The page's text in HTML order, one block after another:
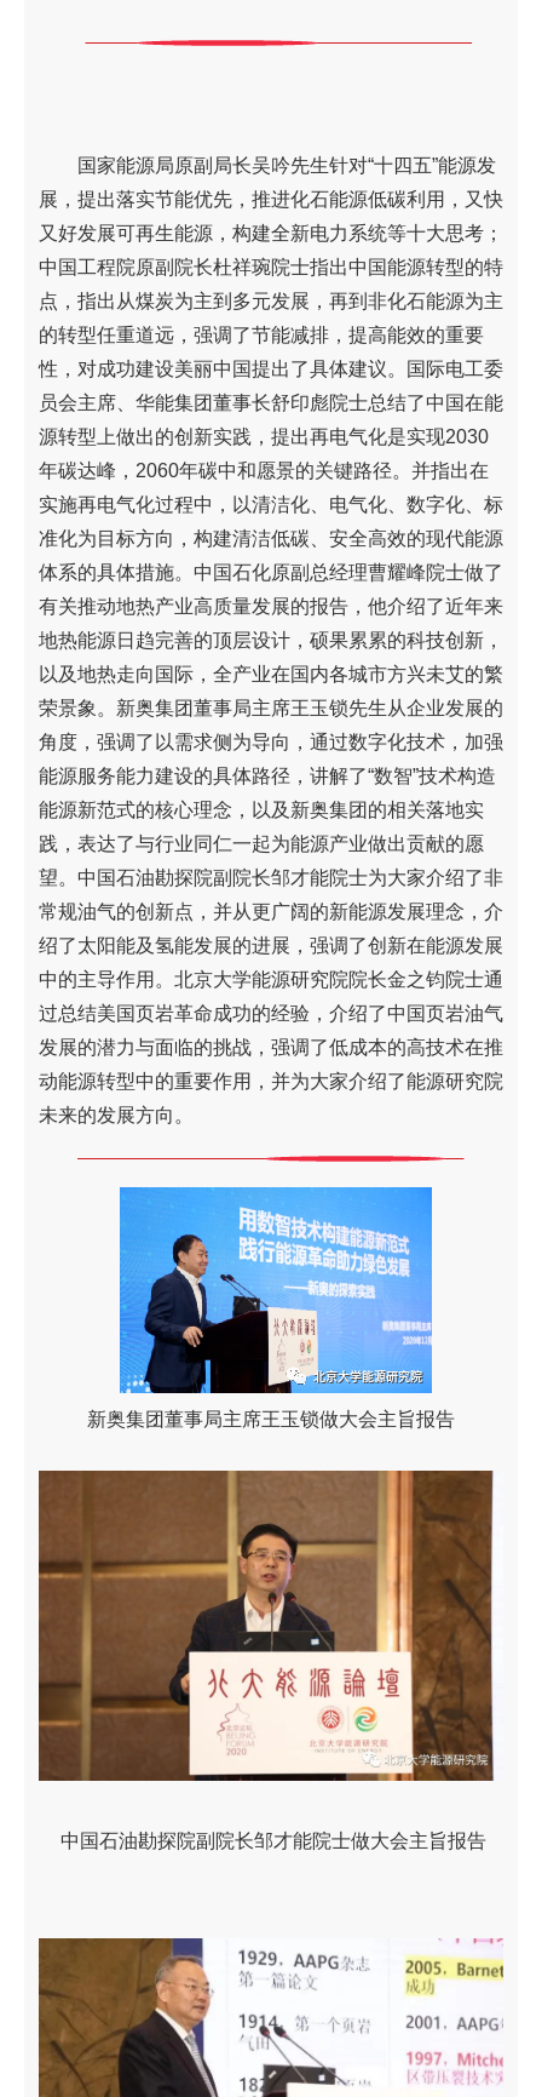
国家能源局原副局长吴吟先生针对“十四五”能源发
展，提出落实节能优先，推进化石能源低碳利用，又快
又好发展可再生能源，构建全新电力系统等十大思考；
中国工程院原副院长杜祥琬院士指出中国能源转型的特
点，指出从煤炭为主到多元发展，再到非化石能源为主
的转型任重道远，强调了节能减排，提高能效的重要
性，对成功建设美丽中国提出了具体建议。国际电工委
员会主席、华能集团董事长舒印彪院士总结了中国在能
源转型上做出的创新实践，提出再电气化是实现2030
年碳达峰，2060年碳中和愿景的关键路径。并指出在
实施再电气化过程中，以清洁化、电气化、数字化、标
准化为目标方向，构建清洁低碳、安全高效的现代能源
体系的具体措施。中国石化原副总经理曹耀峰院士做了
有关推动地热产业高质量发展的报告，他介绍了近年来
地热能源日趋完善的顶层设计，硕果累累的科技创新，
以及地热走向国际，全产业在国内各城市方兴未艾的繁
荣景象。新奥集团董事局主席王玉锁先生从企业发展的
角度，强调了以需求侧为导向，通过数字化技术，加强
能源服务能力建设的具体路径，讲解了“数智”技术构造
能源新范式的核心理念，以及新奥集团的相关落地实
践，表达了与行业同仁一起为能源产业做出贡献的愿
望。中国石油勘探院副院长邹才能院士为大家介绍了非
常规油气的创新点，并从更广阔的新能源发展理念，介
绍了太阳能及氢能发展的进展，强调了创新在能源发展
中的主导作用。北京大学能源研究院院长金之钧院士通
过总结美国页岩革命成功的经验，介绍了中国页岩油气
发展的潜力与面临的挑战，强调了低成本的高技术在推
动能源转型中的重要作用，并为大家介绍了能源研究院
未来的发展方向。
新奥集团董事局主席王玉锁做大会主旨报告
中国石油勘探院副院长邹才能院士做大会主旨报告